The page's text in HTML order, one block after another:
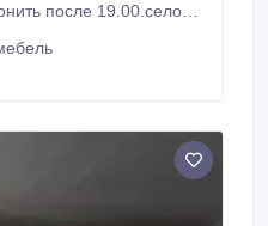
после 19.00.село